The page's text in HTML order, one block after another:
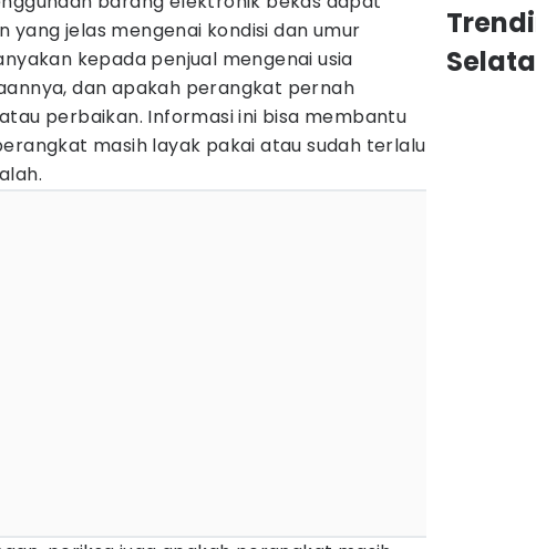
yang jelas mengenai kondisi dan umur
kepada penjual mengenai usia
dan apakah perangkat pernah
perbaikan. Informasi ini bisa membantu
masih layak pakai atau sudah terlalu